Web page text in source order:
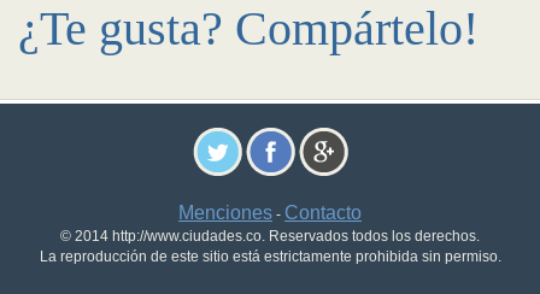
¿Te gusta? Compártelo!
Menciones - Contacto
© 2014 http://www.ciudades.co. Reservados todos los derechos.
La reproducción de este sitio está estrictamente prohibida sin permiso.